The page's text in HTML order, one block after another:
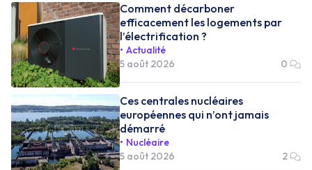
Comment décarboner
efficacement les logements par
l’électrification ?
Actualité
5 août 2026
0
Ces centrales nucléaires
européennes qui n’ont jamais
démarré
Nucléaire
5 août 2026
2